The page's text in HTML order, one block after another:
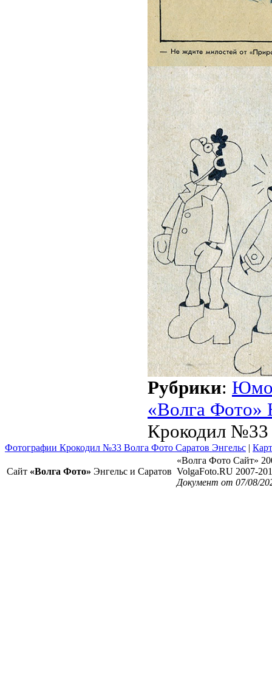
Рубрики:
«Волга Фото»
Крокодил №33
Фотографии Крокодил №33 Волга Фото Саратов Энгельс |
Сайт «Волга Фото» Энгельс и Саратов
«Волга Фото Сайт»
VolgaFoto.RU 2007-
Документ от 07/08/